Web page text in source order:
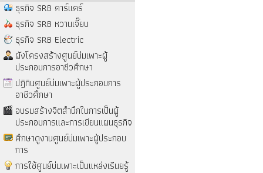
ธุรกิจ SRB คาร์แคร์
ธุรกิจ SRB หวานเจี๊ยบ
ธุรกิจ SRB Electric
ผังโครงสร้างศูนย์บ่มเพาะผู้
ประกอบการอาชีวศึกษา
ปฎิทินศูนย์บ่มเพาะผู้ประกอบการ
อาชีวศึกษา
อบรมสร้างจิตสำนึกในการเป็นผู้
ประกอบการและการเขียนแผนธุรกิจ
ศึกษาดูงานศูนย์บ่มเพาะผู้ประกอบ
การ
การใช้ศูนย์บ่มเพาะเป็นแหล่งเรีนยรู้